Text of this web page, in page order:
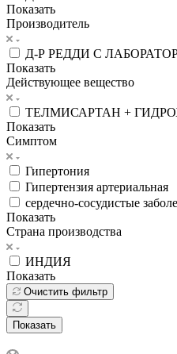
Показать
Производитель
Д-Р РЕДДИ С
Показать
Действующее вещество
ТЕЛМИСАРТАН +
Показать
Симптом
Гипертония
Гипертензия артериальная
сердечно-сосудистые
Показать
Страна производства
ИНДИЯ
Показать
Очистить фильтр
Показать